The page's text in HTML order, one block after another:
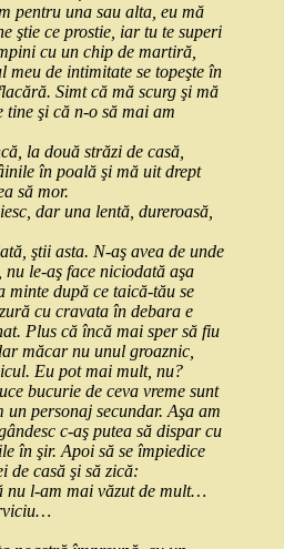
pentru una sau alta, eu mă
ştie ce prostie, iar tu te superi
cu un chip de martiră,
meu de intimitate se topeşte în
Simt că mă scurg şi mă
şi că n‑o să mai am
la două străzi de casă,
în poală şi mă uit drept
să mor.
dar una lentă, dureroasă,
ştii asta. N‑aş avea de unde
le‑aş face niciodată aşa
minte după ce taică‑tău se
cu cravata în debara e
Plus că încă mai sper să fiu
măcar nu unul groaznic,
Eu pot mai mult, nu?
bucurie de ceva vreme sunt
personaj secundar. Aşa am
c‑aş putea să dispar cu
în şir. Apoi să se împiedice
de casă şi să zică:
l‑am mai văzut de mult…